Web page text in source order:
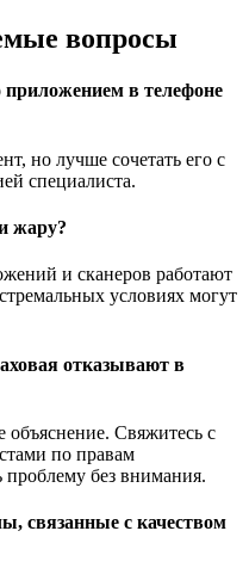
вопросы
в телефоне
но лучше сочетать его с
специалиста.
жару?
и сканеров работают
условиях могут
отказывают в
объяснение. Свяжитесь с
по правам
проблему без внимания.
связанные с качеством